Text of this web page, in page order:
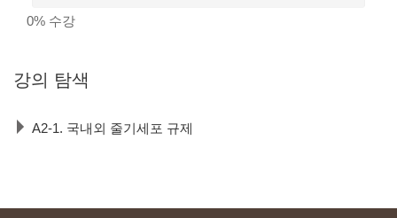
0% 수강
강의 탐색
A2-1. 국내외 줄기세포 규제